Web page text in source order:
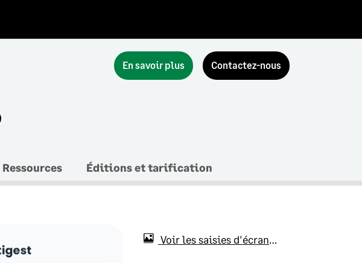
En savoir plus Contactez-nous
Ressources Éditions et tarification
Voir les saisies d'écran 4